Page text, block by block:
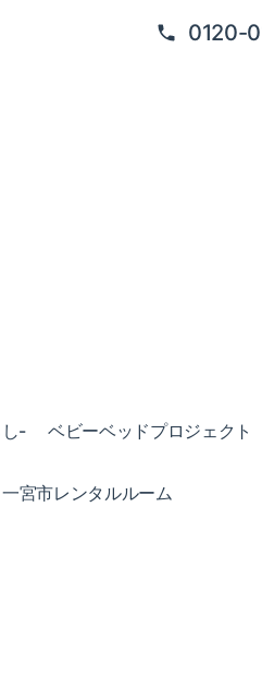
0120-
- ベビーベッドプロジェクト
一宮市レンタルルーム